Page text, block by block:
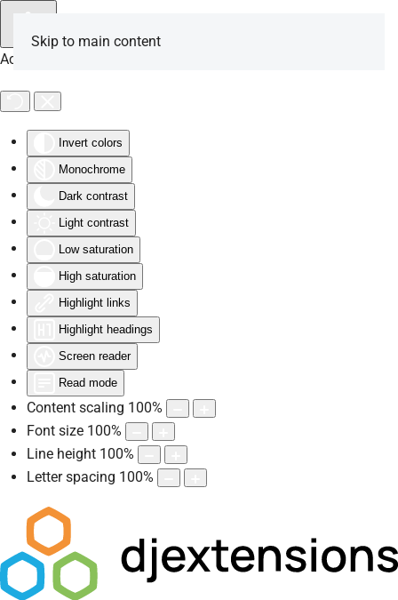
Accessibility Tools
Invert colors
Monochrome
Dark contrast
Light contrast
Low saturation
High saturation
Highlight links
Highlight headings
Screen reader
Read mode
Content scaling 100%
Font size 100%
Line height 100%
Letter spacing 100%
Skip to main content